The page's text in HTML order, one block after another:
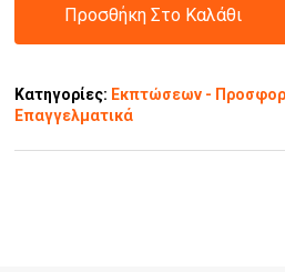
Προσθήκη Στο Καλάθι
Κατηγορίες: Εκπτώσεων -
Επαγγελματικά